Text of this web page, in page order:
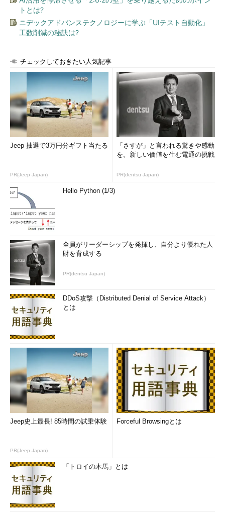
みんながそれなりに納得できるようにするためにか、プラット
フォームの開発規模はやたらと大きくなる。いろいろな人に使っ
てもらえるようにするためには、ドキュメントの整備だけでもと
になるが、チンケな構想に基づいてプラットフォームを作った日
には、1年も経たないうちにまた作り直しということになって目
も当てられない。プラットフォーム化するという構想はよいが、
どのくらい先まで使えるのか、最初の見通しというか、アイデア
とアーキテクチャが非常に重要だろう。そこが甘いとプラットフ
ォームなるものの実装に従事させられる多数の人の多大な努力が
無駄になる。
松下電器産業の場合、プラットフォームの全体のできはともあ
は、技術のよし悪しを超えて習慣性がありそうだ。よい物であれ
ば長年使えることになろう。プラットフォームの成功のために
も、ここのできがよいことを祈ろう。
■関連リンク
「UniPhier（ユニフィエ）上にシームレス・コンテンツ
の開発および利用環境を共同構築」のニュースリリース
（松下電器産業）
筆者紹介
Massa POP Izumida
日本では数少ないx86プロセッサのアーキテクト。某米国半導
体メーカーで8bitと16bitの、日本のベンチャー企業でx86互換
プロセッサの設計に従事する。その後、出版社の半導体事業部
を経て、現在は某半導体メーカーでRISCプロセッサを中心とし
た開発を行っている。
頭脳放談
トとは?
ニデックアドバンステクノロジーに学ぶ「UIテスト自動化」
工数削減の秘訣は?
チェックしておきたい人気記事
Jeep 抽選で3万円分ギフト当たる
PR(Jeep Japan)
「さすが」と言われる驚きや感動
を。新しい価値を生む電通の挑戦
PR(dentsu Japan)
Hello Python (1/3)
全員がリーダーシップを発揮し、自分より優れた人
財を育成する
PR(dentsu Japan)
DDoS攻撃（Distributed Denial of Service Attack）
とは
Jeep史上最長! 85時間の試乗体験
PR(Jeep Japan)
Forceful Browsingとは
「トロイの木馬」とは